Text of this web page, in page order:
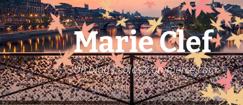
Marie Clef
Un blog Ecoles2commerce.com